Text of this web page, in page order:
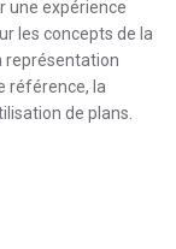
une expérience
les concepts de la
représentation
référence, la
de plans.